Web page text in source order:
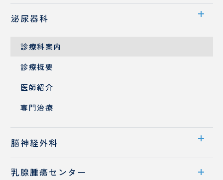
診療概要
フットケア外来
診療科案内
泌尿器科
診療科案内
診療概要
医師紹介
専門治療
脳神経外科
診療科案内
乳腺腫瘍センター